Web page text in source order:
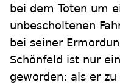
bei dem Toten um
unbescholtenen
bei seiner
Schönfeld ist nur
geworden: als er